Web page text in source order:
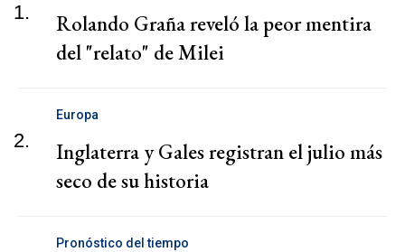
1.
Rolando Graña reveló la peor mentira
del "relato" de Milei
2.
Europa
Inglaterra y Gales registran el julio más
seco de su historia
Pronóstico del tiempo